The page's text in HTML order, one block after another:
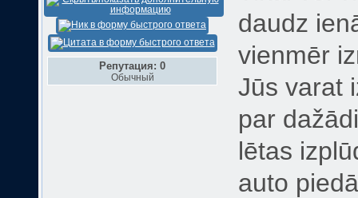
Репутация: 0
Обычный
daudz
vienmēr
Jūs varat
par
lētas
auto